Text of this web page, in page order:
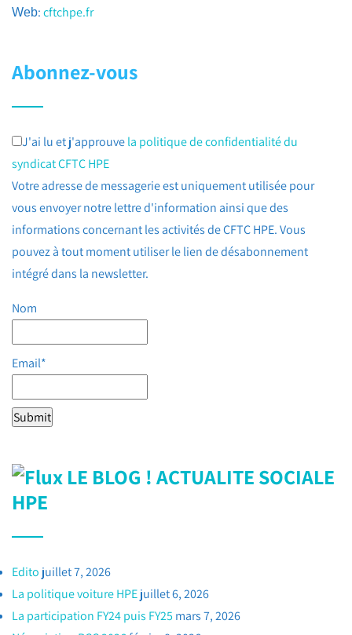
Web:cftchpe.fr
Abonnez-vous
J'ai lu et j'approuvela politique de confidentialité du
syndicat CFTC HPE
Votre adresse de messagerie est uniquement utilisée pour
vous envoyer notre lettre d'information ainsi que des
informations concernant les activités de CFTC HPE. Vous
pouvez à tout moment utiliser le lien de désabonnement
intégré dans la newsletter.
Nom
Email*
LE BLOG ! ACTUALITE SOCIALE
HPE
Edito juillet 7, 2026
La politique voiture HPEjuillet 6, 2026
La participation FY24 puis FY25 mars 7, 2026